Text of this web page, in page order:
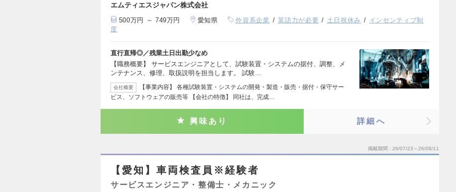
エムティエスジャパン株式会社
500万円 ～ 749万円 愛知県 外資系企業 英語力が必要 土日祝休み
インセンティブ制
度
直行直帰◎／残業土日出勤少なめ
【職務概要】 サービスエンジニアとして、試験装置・システムの据付、調整、メ
ンテナンス、修理、取扱説明を担当します。 試験…
会社概要
【事業内容】 各種試験装置・システムの開発・製造・販売・据付・保守サー
ビス、ソフトウェアの販売等 【会社の特徴】 同社は、完成…
興味あり 詳細へ
掲載期間 26/07/23～26/08/11
【愛知】車両検査員※経験者
サービスエンジニア・整備士・メカニック